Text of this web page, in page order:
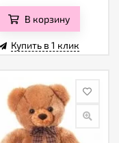
В корзину
Купить в 1 клик